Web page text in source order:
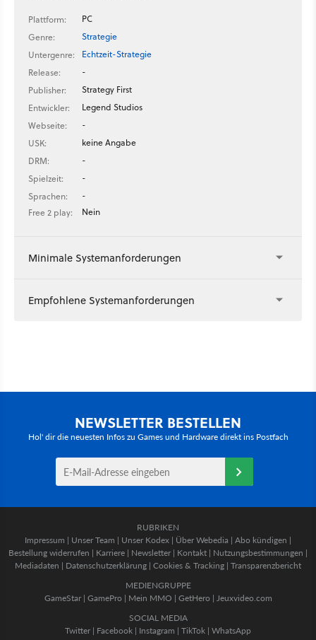
Plattform:
PC
Genre:
Strategie
Untergenre:
Echtzeit-Strategie
Release:
-
Publisher:
Strategy First
Entwickler:
Legend Studios
Webseite:
-
USK:
keine Angabe
DRM:
-
Spielzeit:
-
Sprachen:
-
Free 2 play:
Nein
Minimale Systemanforderungen
Empfohlene Systemanforderungen
NEWSLETTER BESTELLEN
Hol' dir die neuesten Infos zu Games und Hardware direkt ins Postfach
RUBRIKEN
Impressum | Unser Team | Unser Kodex | Über Webedia | Abo kündigen |
Bestellung widerrufen | Karriere | Newsletter | Kontakt | Nutzungsbestimmungen |
Mediadaten | Datenschutzerklärung | Cookies & Tracking | Transparenzbericht
MEDIENGRUPPE
GameStar| GamePro | Mein MMO | GetHero | Jeuxvideo.com
SOCIAL MEDIA
Twitter | Facebook | Instagram | TikTok | WhatsApp